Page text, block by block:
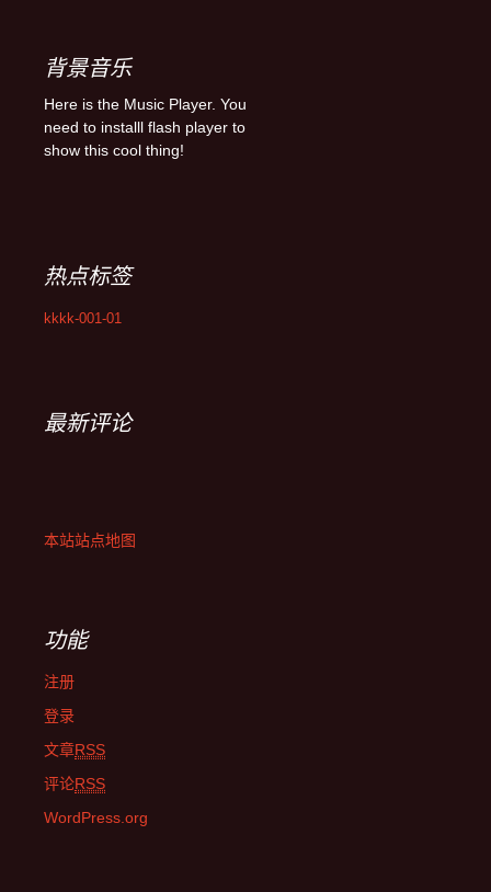
背景音乐
Here is the Music Player. You
need to installl flash player to
show this cool thing!
热点标签
kkkk-001-01
最新评论
本站站点地图
功能
注册
登录
文章RSS
评论RSS
WordPress.org